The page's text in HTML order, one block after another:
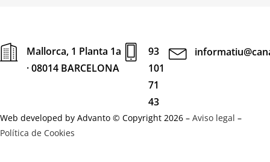
Mallorca, 1 Planta 1a
· 08014 BARCELONA
93
101
71
43
Web developed by Advanto © Copyright 2026 – Aviso legal –
Política de Cookies